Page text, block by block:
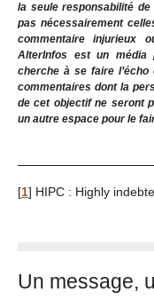
la seule responsabilité
pas nécessairement
commentaire injurieux
AlterInfos est un média
cherche à se faire
commentaires dont la
de cet objectif ne seront
un autre espace pour le
[1] HIPC : Highly
Un message,